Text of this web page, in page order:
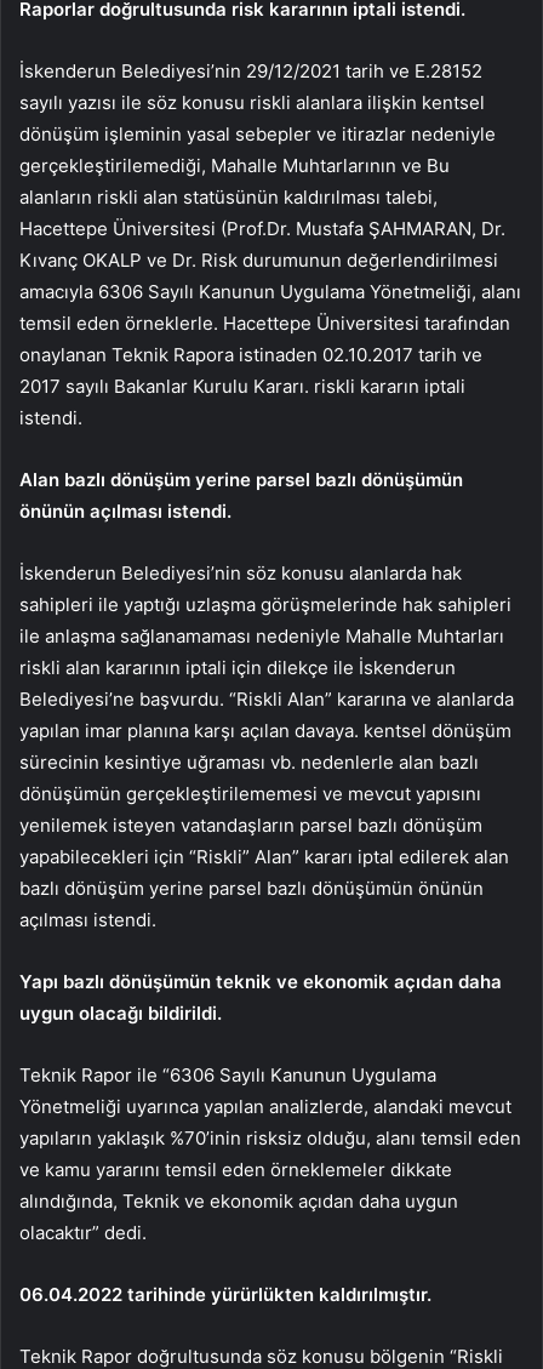
Raporlar doğrultusunda risk kararının iptali istendi.
İskenderun Belediyesi’nin 29/12/2021 tarih ve E.28152
sayılı yazısı ile söz konusu riskli alanlara ilişkin kentsel
dönüşüm işleminin yasal sebepler ve itirazlar nedeniyle
gerçekleştirilemediği, Mahalle Muhtarlarının ve Bu
alanların riskli alan statüsünün kaldırılması talebi,
Hacettepe Üniversitesi (Prof.Dr. Mustafa ŞAHMARAN, Dr.
Kıvanç OKALP ve Dr. Risk durumunun değerlendirilmesi
amacıyla 6306 Sayılı Kanunun Uygulama Yönetmeliği, alanı
temsil eden örneklerle. Hacettepe Üniversitesi tarafından
onaylanan Teknik Rapora istinaden 02.10.2017 tarih ve
2017 sayılı Bakanlar Kurulu Kararı. riskli kararın iptali
istendi.
Alan bazlı dönüşüm yerine parsel bazlı dönüşümün
önünün açılması istendi.
İskenderun Belediyesi’nin söz konusu alanlarda hak
sahipleri ile yaptığı uzlaşma görüşmelerinde hak sahipleri
ile anlaşma sağlanamaması nedeniyle Mahalle Muhtarları
riskli alan kararının iptali için dilekçe ile İskenderun
Belediyesi’ne başvurdu. “Riskli Alan” kararına ve alanlarda
yapılan imar planına karşı açılan davaya. kentsel dönüşüm
sürecinin kesintiye uğraması vb. nedenlerle alan bazlı
dönüşümün gerçekleştirilememesi ve mevcut yapısını
yenilemek isteyen vatandaşların parsel bazlı dönüşüm
yapabilecekleri için “Riskli” Alan” kararı iptal edilerek alan
bazlı dönüşüm yerine parsel bazlı dönüşümün önünün
açılması istendi.
Yapı bazlı dönüşümün teknik ve ekonomik açıdan daha
uygun olacağı bildirildi.
Teknik Rapor ile “6306 Sayılı Kanunun Uygulama
Yönetmeliği uyarınca yapılan analizlerde, alandaki mevcut
yapıların yaklaşık %70’inin risksiz olduğu, alanı temsil eden
ve kamu yararını temsil eden örneklemeler dikkate
alındığında, Teknik ve ekonomik açıdan daha uygun
olacaktır” dedi.
06.04.2022 tarihinde yürürlükten kaldırılmıştır.
Teknik Rapor doğrultusunda söz konusu bölgenin “Riskli